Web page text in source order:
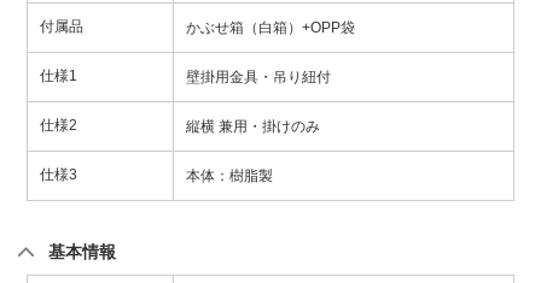
付属品 かぶせ箱（白箱）+OPP袋
仕様1 壁掛用金具・吊り紐付
仕様2 縦横 兼用・掛けのみ
仕様3 本体：樹脂製
基本情報